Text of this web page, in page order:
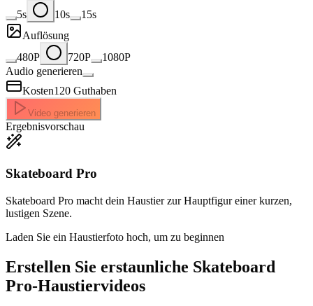
5s
10s
15s
Auflösung
480P
720P
1080P
Audio generieren
Kosten120 Guthaben
Video generieren
Ergebnisvorschau
Skateboard Pro
Skateboard Pro macht dein Haustier zur Hauptfigur einer kurzen,
lustigen Szene.
Laden Sie ein Haustierfoto hoch, um zu beginnen
Erstellen Sie erstaunliche Skateboard
Pro-Haustiervideos